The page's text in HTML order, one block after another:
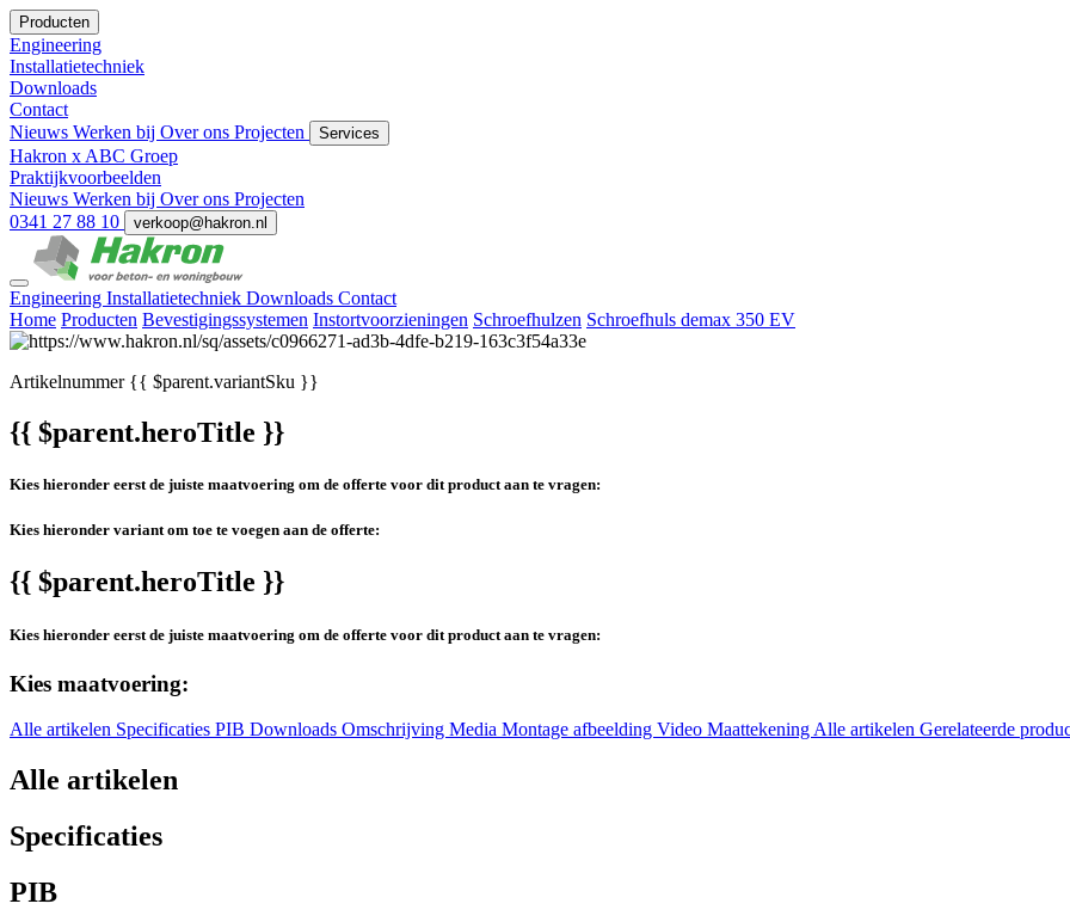
Producten
Engineering
Installatietechniek
Downloads
Contact
Nieuws Werken bij Over ons Projecten Services
Hakron x ABC Groep
Praktijkvoorbeelden
Nieuws Werken bij Over ons Projecten
0341 27 88 10
verkoop@hakron.nl
Engineering Installatietechniek Downloads Contact
Home Producten Bevestigingssystemen Instortvoorzieningen Schroefhulzen Schroefhuls demax 350 EV
Artikelnummer{{ $parent.variantSku }}
{{ $parent.heroTitle }}
Kies hieronder eerst de juiste maatvoering om de offerte voor dit product aan te vragen:
Kies hieronder variant om toe te voegen aan de offerte:
{{ $parent.heroTitle }}
Kies hieronder eerst de juiste maatvoering om de offerte voor dit product aan te vragen:
Kies maatvoering:
Alle artikelen Specificaties PIB Downloads Omschrijving Media Montage afbeelding Video MaattekeningAlle artikelen Gerelateerde
Alle artikelen
Specificaties
PIB